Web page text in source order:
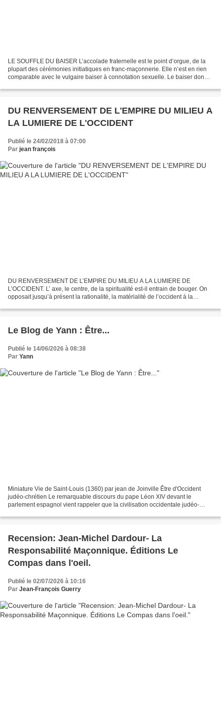
LE SOUFFLE DU BAISER L’accolade fraternelle est le point d’orgue, de la
plupart des cérémonies initiatiques en franc-maçonnerie. Elle n’est en rien
comparable avec le vulgaire baiser à connotation sexuelle. Le baiser donné
DU RENVERSEMENT DE L'EMPIRE DU MILIEU A
LA LUMIERE DE L'OCCIDENT
Publié le 24/02/2018 à 07:00
Par jean françois
DU RENVERSEMENT DE L’EMPIRE DU MILIEU A LA LUMIERE DE
L’OCCIDENT. L’ axe, le centre, de la spiritualité est-il entrain de bouger. On
opposait jusqu’à présent la rationalité, la matérialité de l’occident à la
Le Blog de Yann : Être...
Publié le 14/06/2026 à 08:38
Par Yann
Miniature Vie de Saint-Louis (1360) par jean de Joinville Être d'Occident
judéo-chrétien Le remarquable discours du pape Léon XIV devant le
parlement espagnol vient rappeler que la civilisation occidentale judéo-
Recension: Jean-Michel Dardour- La
Responsabilité Maçonnique. Éditions Le
Compas dans l'oeil.
Publié le 02/07/2026 à 10:16
Par Jean-François Guerry